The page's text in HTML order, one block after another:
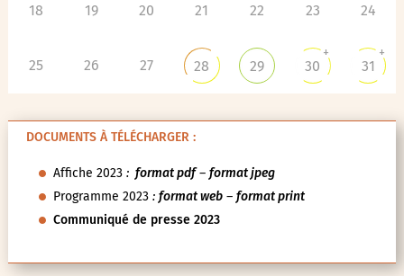
18 19 20 21 22 23 24
25 26 27 28 29 30
+
31
+
DOCUMENTS À TÉLÉCHARGER :
Affiche 2023: format pdf– format jpeg
Programme 2023 : format web– format print
Communiqué de presse 2023